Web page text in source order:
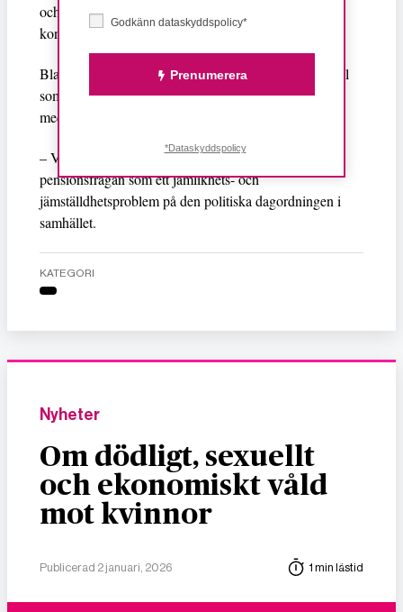
och uppvakta politiker, berättar Akter som ser fler
konkreta behov för de fortsatta aktiviteterna.
Bland annat finns planer på att skapa ett metodmaterial
som möjliggör samtal om pensionssystemet och som
medlemmarna ska kunna sprida.
– Vi kommer fortsätta att arbeta för att föra upp
pensionsfrågan som ett jämlikhets- och
jämställdhetsproblem på den politiska dagordningen i
samhället.
KATEGORI
Nyheter
Om dödligt, sexuellt
och ekonomiskt våld
mot kvinnor
Publicerad 2 januari, 2026 1 min lästid
Godkänn dataskyddspolicy*
Prenumerera
*Dataskyddspolicy